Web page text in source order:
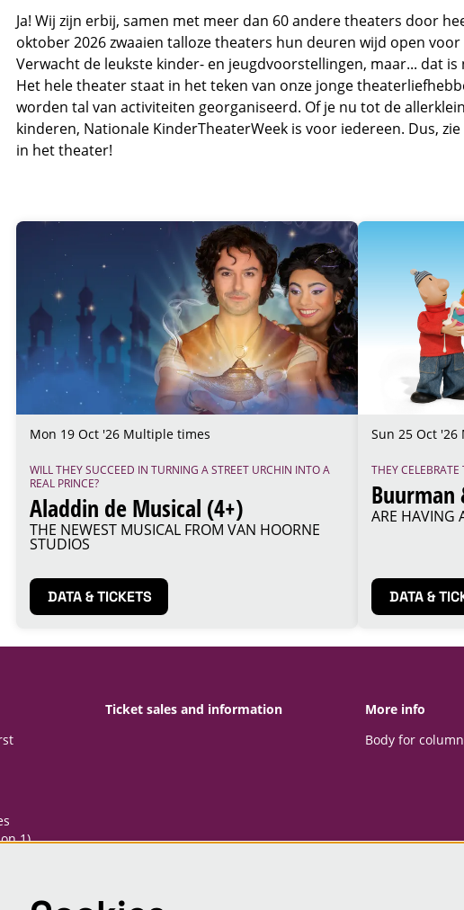
Ja! Wij zijn erbij, samen met meer dan 60 andere theaters door
oktober 2026 zwaaien talloze theaters hun deuren wijd open
Verwacht de leukste kinder- en jeugdvoorstellingen, maar... dat is
Het hele theater staat in het teken van onze jonge
worden tal van activiteiten georganiseerd. Of je nu tot de
kinderen, Nationale KinderTheaterWeek is voor iedereen. Dus,
in het theater!
Aladdin de Musical (4+)
THE NEWEST MUSICAL FROM VAN HOORNE
STUDIOS
WILL THEY SUCCEED IN TURNING A STREET URCHIN INTO A
REAL PRINCE?
Mon 19 Oct '26 Multiple times
DATA & TICKETS
Buurman
ARE HAVING
THEY
Sun 25 Oct '26
DATA &
1)
Ticket sales and information
More info
Body for